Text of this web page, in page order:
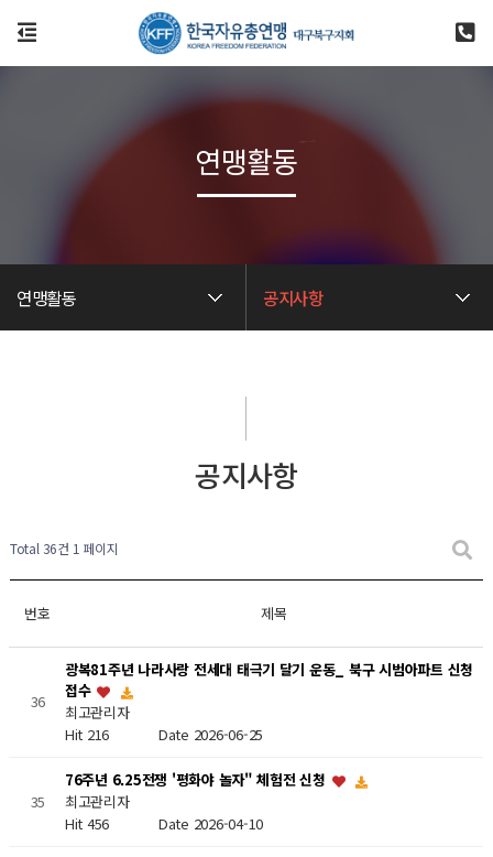
연맹활동 공지사항
연맹활동
공지사항
Total 36건 1 페이지
번호 제목
36
광복81주년 나라사랑 전세대 태극기 달기 운동_ 북구 시범아파트 신청
접수
최고관리자
Hit 216Date 2026-06-25
35
76주년 6.25전쟁 '평화야 놀자" 체험전 신청
최고관리자
Hit 456Date 2026-04-10